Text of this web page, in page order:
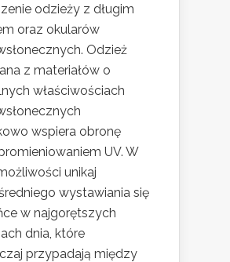
odzieży z długim
oraz okularów
Odzież
z materiałów o
właściwościach
wspiera obronę
UV. W
unikaj
wystawiania się
w najgorętszych
dnia, które
przypadają między